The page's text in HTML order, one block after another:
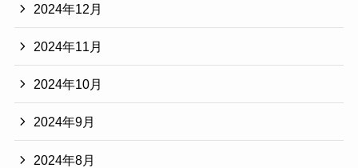
2024年12月
2024年11月
2024年10月
2024年9月
2024年8月